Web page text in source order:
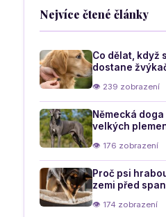
Nejvíce čtené články
Co dělat, když
dostane
👁 239 zobrazení
Německá
velkých
👁 176 zobrazení
Proč psi
zemi před
👁 174 zobrazení